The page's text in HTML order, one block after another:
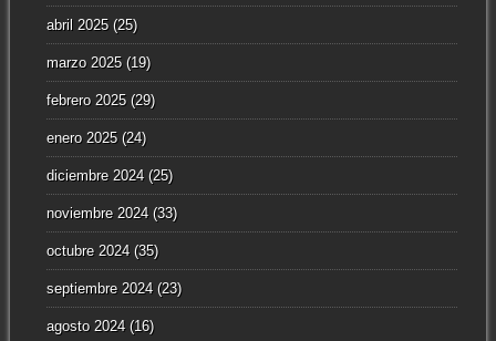
abril 2025(25)
marzo 2025(19)
febrero 2025(29)
enero 2025(24)
diciembre 2024(25)
noviembre 2024(33)
octubre 2024(35)
septiembre 2024(23)
agosto 2024(16)